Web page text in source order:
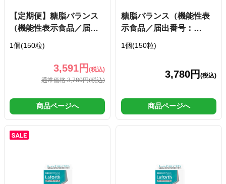
【定期便】糖脂バランス
（機能性表示食品／届出
1個(150粒)
3,591円 (税込)
通常価格 3,780円(税込)
商品ページへ
糖脂バランス（機能性表
示食品／届出番号：
1個(150粒)
3,780円 (税込)
商品ページへ